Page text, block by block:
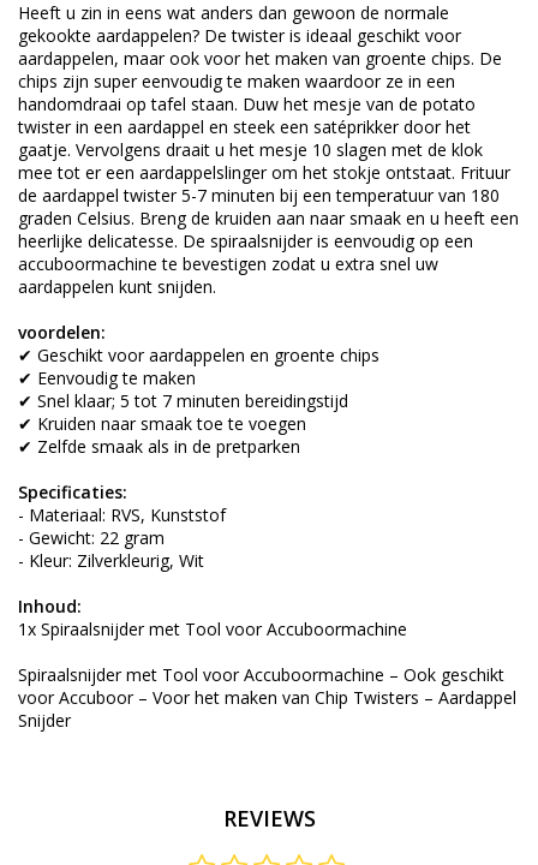
Heeft u zin in eens wat anders dan gewoon de normale
gekookte aardappelen? De twister is ideaal geschikt voor
aardappelen, maar ook voor het maken van groente chips. De
chips zijn super eenvoudig te maken waardoor ze in een
handomdraai op tafel staan. Duw het mesje van de potato
twister in een aardappel en steek een satéprikker door het
gaatje. Vervolgens draait u het mesje 10 slagen met de klok
mee tot er een aardappelslinger om het stokje ontstaat. Frituur
de aardappel twister 5-7 minuten bij een temperatuur van 180
graden Celsius. Breng de kruiden aan naar smaak en u heeft een
heerlijke delicatesse. De spiraalsnijder is eenvoudig op een
accuboormachine te bevestigen zodat u extra snel uw
aardappelen kunt snijden.
voordelen:
✔ Geschikt voor aardappelen en groente chips
✔ Eenvoudig te maken
✔ Snel klaar; 5 tot 7 minuten bereidingstijd
✔ Kruiden naar smaak toe te voegen
✔ Zelfde smaak als in de pretparken
Specificaties:
- Materiaal: RVS, Kunststof
- Gewicht: 22 gram
- Kleur: Zilverkleurig, Wit
Inhoud:
1x Spiraalsnijder met Tool voor Accuboormachine
Spiraalsnijder met Tool voor Accuboormachine – Ook geschikt
voor Accuboor – Voor het maken van Chip Twisters – Aardappel
Snijder
REVIEWS